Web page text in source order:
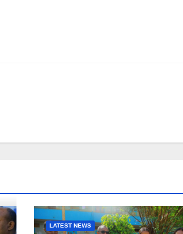
LATEST NEWS